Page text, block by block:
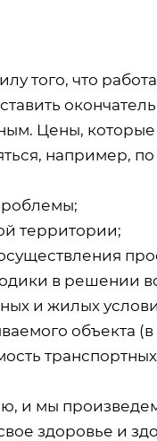
того, что
Цены,
например,
территории;
в решении
и жилых
объекта
и мы
здоровье и